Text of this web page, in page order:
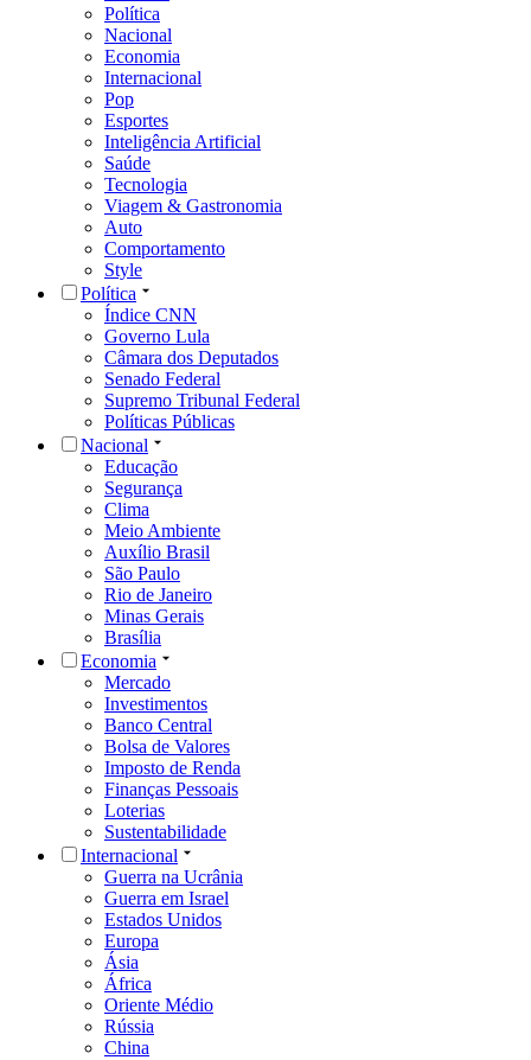
Política
Nacional
Economia
Internacional
Pop
Esportes
Inteligência Artificial
Saúde
Tecnologia
Viagem & Gastronomia
Auto
Comportamento
Style
Política
Índice CNN
Governo Lula
Câmara dos Deputados
Senado Federal
Supremo Tribunal Federal
Políticas Públicas
Nacional
Educação
Segurança
Clima
Meio Ambiente
Auxílio Brasil
São Paulo
Rio de Janeiro
Minas Gerais
Brasília
Economia
Mercado
Investimentos
Banco Central
Bolsa de Valores
Imposto de Renda
Finanças Pessoais
Loterias
Sustentabilidade
Internacional
Guerra na Ucrânia
Guerra em Israel
Estados Unidos
Europa
Ásia
África
Oriente Médio
Rússia
China